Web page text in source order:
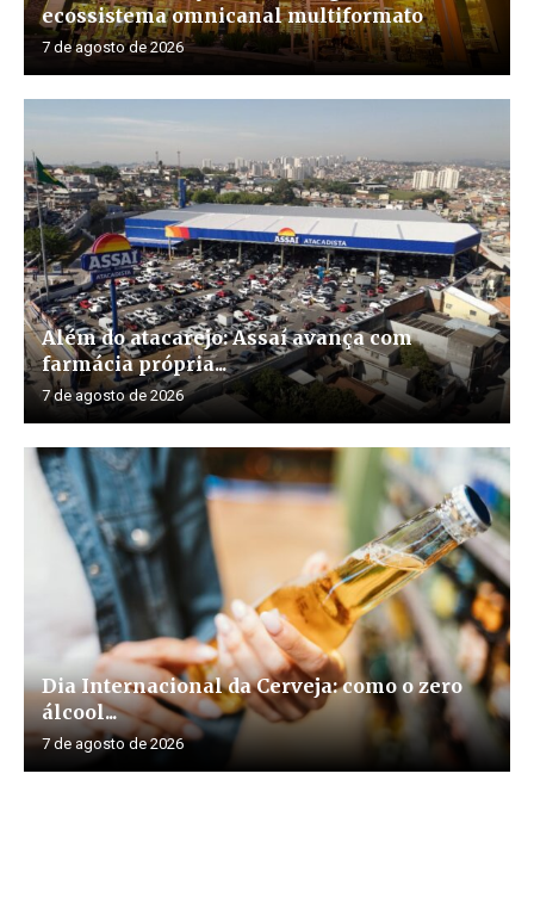
ecossistema omnicanal multiformato
7 de agosto de 2026
Além do atacarejo: Assaí avança com
farmácia própria...
7 de agosto de 2026
Dia Internacional da Cerveja: como o zero
álcool...
7 de agosto de 2026